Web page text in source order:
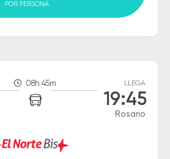
POR PERSONA
08h 45m LLEGA
19:45
Rosario